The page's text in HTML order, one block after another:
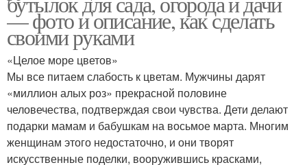
— фото и описание, как сделать
своими руками
«Целое море цветов»
Мы все питаем слабость к цветам. Мужчины дарят
«миллион алых роз» прекрасной половине
человечества, подтверждая свои чувства. Дети делают
подарки мамам и бабушкам на восьмое марта. Многим
женщинам этого недостаточно, и они творят
искусственные поделки, вооружившись красками,